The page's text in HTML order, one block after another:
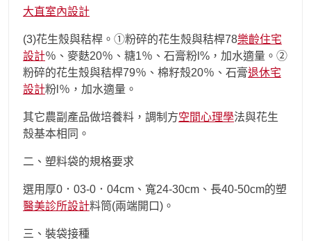
大直室內設計
(3)花生殼與秸桿。①粉碎的花生殼與秸桿78樂齡住宅
設計％、麥麩20％、糖1％、石膏粉l%，加水適量。②
粉碎的花生殼與秸桿79％、棉籽殼20％、石膏退休宅
設計粉l％，加水適量。
其它農副產品做培養料，調制方空間心理學法與花生
殼基本相同。
二、塑料袋的規格要求
選用厚0．03-0．04cm、寬24-30cm、長40-50cm的塑
醫美診所設計料筒(兩端開口)。
三、裝袋接種